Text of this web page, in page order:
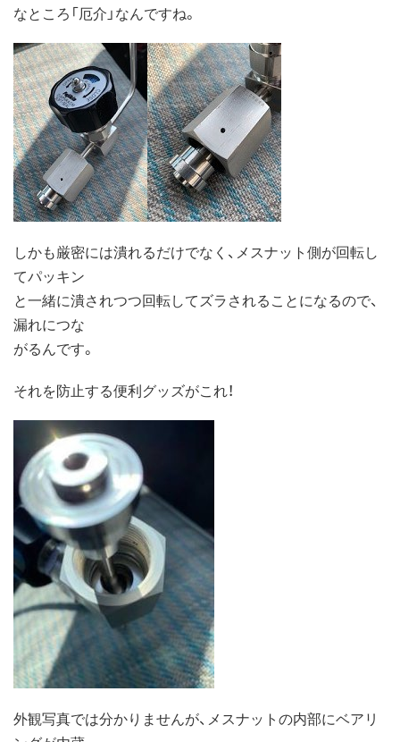
なところ「厄介」なんですね。
しかも厳密には潰れるだけでなく、メスナット側が回転し
てパッキン
と一緒に潰されつつ回転してズラされることになるので、
漏れにつな
がるんです。
それを防止する便利グッズがこれ！
外観写真では分かりませんが、メスナットの内部にベアリ